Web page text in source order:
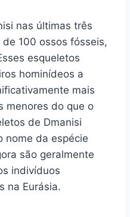
nas últimas três
100 ossos fósseis,
esqueletos
hominídeos a
mais
menores do que o
de Dmanisi
nome da espécie
são geralmente
indivíduos
na Eurásia.